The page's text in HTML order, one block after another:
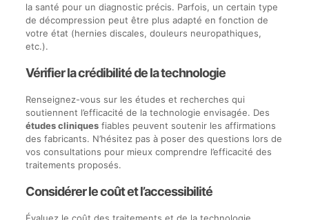
la santé pour un diagnostic précis. Parfois, un certain type
de décompression peut être plus adapté en fonction de
votre état (hernies discales, douleurs neuropathiques,
etc.).
Vérifier la crédibilité de la technologie
Renseignez-vous sur les études et recherches qui
soutiennent l’efficacité de la technologie envisagée. Des
études cliniquesfiables peuvent soutenir les affirmations
des fabricants. N’hésitez pas à poser des questions lors de
vos consultations pour mieux comprendre l’efficacité des
traitements proposés.
Considérer le coût et l’accessibilité
Évaluez le coût des traitements et de la technologie